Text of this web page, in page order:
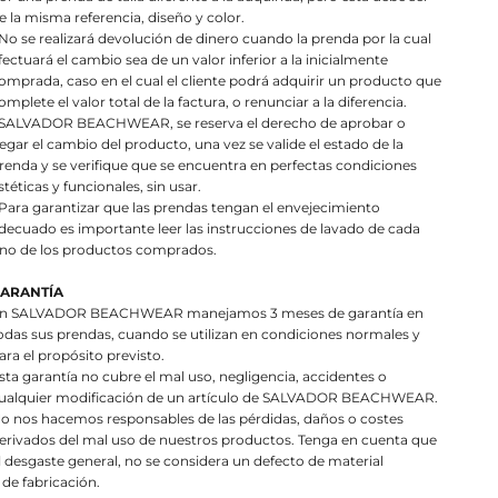
la misma referencia, diseño y color.
No se realizará devolución de dinero cuando la prenda por la cual
el cambio sea de un valor inferior a la inicialmente
caso en el cual el cliente podrá adquirir un producto que
el valor total de la factura, o renunciar a la diferencia.
SALVADOR BEACHWEAR, se reserva el derecho de aprobar o
el cambio del producto, una vez se valide el estado de la
y se verifique que se encuentra en perfectas condiciones
y funcionales, sin usar.
Para garantizar que las prendas tengan el envejecimiento
es importante leer las instrucciones de lavado de cada
de los productos comprados.
SALVADOR BEACHWEAR manejamos 3 meses de garantía en
sus prendas, cuando se utilizan en condiciones normales y
el propósito previsto.
garantía no cubre el mal uso, negligencia, accidentes o
modificación de un artículo de SALVADOR BEACHWEAR.
nos hacemos responsables de las pérdidas, daños o costes
del mal uso de nuestros productos. Tenga en cuenta que
desgaste general, no se considera un defecto de material
de fabricación.